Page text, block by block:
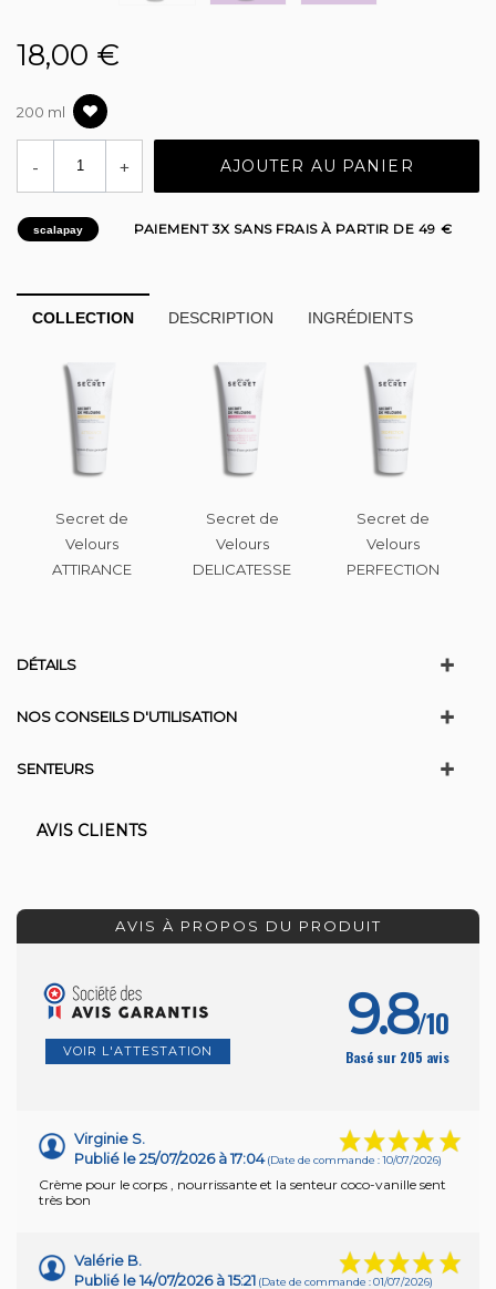
18,00 €
200 ml
- + AJOUTER AU PANIER
scalapay PAIEMENT 3X SANS FRAIS À PARTIR DE 49 €
COLLECTION DESCRIPTION INGRÉDIENTS
Secret de
Velours
ATTIRANCE
Secret de
Velours
DELICATESSE
Secret de
Velours
PERFECTION
DÉTAILS
NOS CONSEILS D'UTILISATION
SENTEURS
AVIS CLIENTS
AVIS À PROPOS DU PRODUIT
VOIR L'ATTESTATION
9.8/10
Basé sur 205 avis
Virginie S.
Publié le 25/07/2026 à 17:04(Date de commande : 10/07/2026)
Crème pour le corps , nourrissante et la senteur coco-vanille sent
très bon
Valérie B.
Publié le 14/07/2026 à 15:21 (Date de commande : 01/07/2026)